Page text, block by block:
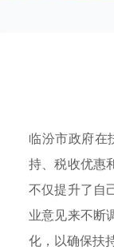
临汾市政府在
持、税收优惠
不仅提升了自
业意见来不断
化，以确保扶